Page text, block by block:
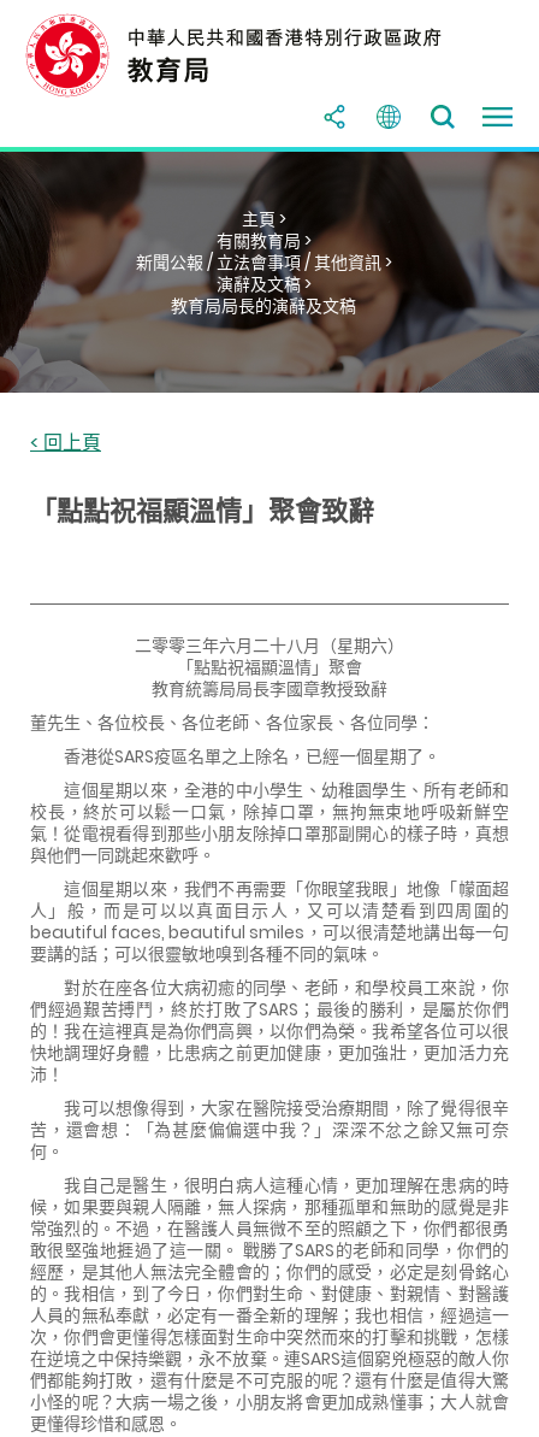
主頁 >
有關教育局 >
新聞公報 / 立法會事項 / 其他資訊 >
演辭及文稿 >
教育局局長的演辭及文稿
< 回上頁
「點點祝福顯溫情」聚會致辭
二零零三年六月二十八月（星期六）
「點點祝福顯溫情」聚會
教育統籌局局長李國章教授致辭
董先生、各位校長、各位老師、各位家長、各位同學：
香港從SARS疫區名單之上除名，已經一個星期了。
這個星期以來，全港的中小學生、幼稚園學生、所有老師和
校長，終於可以鬆一口氣，除掉口罩，無拘無束地呼吸新鮮空
氣！從電視看得到那些小朋友除掉口罩那副開心的樣子時，真想
與他們一同跳起來歡呼。
這個星期以來，我們不再需要「你眼望我眼」地像「幪面超
人」般，而是可以以真面目示人，又可以清楚看到四周圍的
beautiful faces, beautiful smiles，可以很清楚地講出每一句
要講的話；可以很靈敏地嗅到各種不同的氣味。
對於在座各位大病初癒的同學、老師，和學校員工來說，你
們經過艱苦搏鬥，終於打敗了SARS；最後的勝利，是屬於你們
的！我在這裡真是為你們高興，以你們為榮。我希望各位可以很
快地調理好身體，比患病之前更加健康，更加強壯，更加活力充
沛！
我可以想像得到，大家在醫院接受治療期間，除了覺得很辛
苦，還會想：「為甚麼偏偏選中我？」深深不忿之餘又無可奈
何。
我自己是醫生，很明白病人這種心情，更加理解在患病的時
候，如果要與親人隔離，無人探病，那種孤單和無助的感覺是非
常強烈的。不過，在醫護人員無微不至的照顧之下，你們都很勇
敢很堅強地捱過了這一關。 戰勝了SARS的老師和同學，你們的
經歷，是其他人無法完全體會的；你們的感受，必定是刻骨銘心
的。我相信，到了今日，你們對生命、對健康、對親情、對醫護
人員的無私奉獻，必定有一番全新的理解；我也相信，經過這一
次，你們會更懂得怎樣面對生命中突然而來的打擊和挑戰，怎樣
在逆境之中保持樂觀，永不放棄。連SARS這個窮兇極惡的敵人你
們都能夠打敗，還有什麼是不可克服的呢？還有什麼是值得大驚
小怪的呢？大病一場之後，小朋友將會更加成熟懂事；大人就會
更懂得珍惜和感恩。